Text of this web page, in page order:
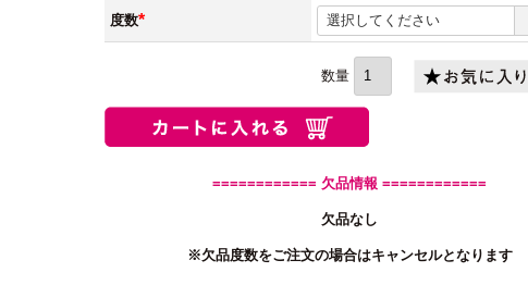
度数
(必
============ 欠品情報 ============
欠品なし
※欠品度数をご注文の場合はキャンセルとなります